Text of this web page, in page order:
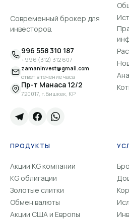
Современный брокер для
инвесторов.
996 558 310 187
+996 (312) 312 607
zamaninvest@gmail.com
ответ в течение часа
Пр-т Манаса 12/2
720017, г.Бишкек, КР
ПРОДУКТЫ
Акции KG компаний
KG облигации
Золотые слитки
Обмен валюты
Акции США и Европы